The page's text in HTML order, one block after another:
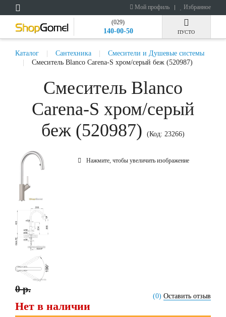
Мой профиль Избранное
(029)
140-00-50 ПУСТО
Каталог Сантехника
Смесители и Душевые системы
Смеситель Blanco Carena-S хром/серый беж (520987)
Смеситель Blanco
Carena-S хром/серый
беж (520987)
(Код: 23266)
Нажмите, чтобы увеличить изображение
(0) Оставить отзыв
0 р.
Нет в наличии